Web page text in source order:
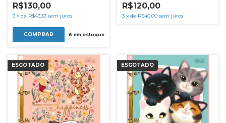
R$130,00
3 x de R$43,33 sem juros
6 em estoque
R$120,00
3 x de R$40,00 sem juros
ESGOTADO ESGOTADO